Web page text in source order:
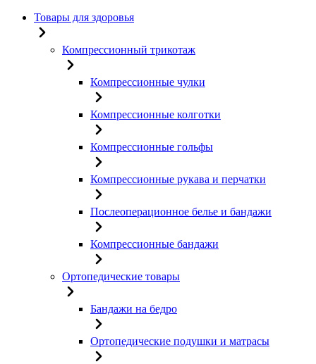
Товары для здоровья
Компрессионный трикотаж
Компрессионные чулки
Компрессионные колготки
Компрессионные гольфы
Компрессионные рукава и перчатки
Послеоперационное белье и бандажи
Компрессионные бандажи
Ортопедические товары
Бандажи на бедро
Ортопедические подушки и матрасы